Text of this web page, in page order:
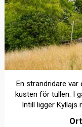
En strandridare
kusten för tullen. I
Intill ligger
Ort